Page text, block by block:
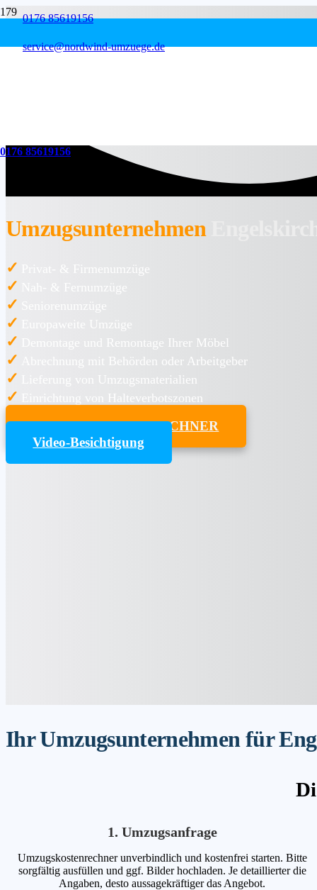
0176 85619156
service@nordwind-umzuege.de
0176 85619156
Umzugsunternehmen
✓ Privat- & Firmenumzüge
✓ Nah- & Fernumzüge
✓ Seniorenumzüge
✓ Europaweite Umzüge
✓ Demontage und Remontage Ihrer Möbel
✓ Abrechnung mit Behörden oder Arbeitgeber
✓ Lieferung von Umzugsmaterialien
✓ Einrichtung von Halteverbotszonen
UMZUGSKOSTENRECHNER
Video-Besichtigung
Ihr Umzugsunternehmen für
1. Umzugsanfrage
Umzugskostenrechner unverbindlich und kostenfrei starten. Bitte
sorgfältig ausfüllen und ggf. Bilder hochladen. Je detaillierter die
Angaben, desto aussagekräftiger das Angebot.